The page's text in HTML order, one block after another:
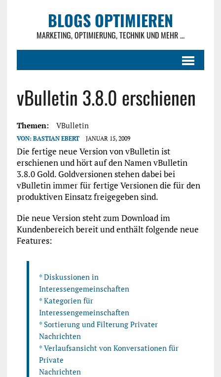
BLOGS OPTIMIEREN
MARKETING, OPTIMIERUNG, TECHNIK UND MEHR ...
vBulletin 3.8.0 erschienen
Themen: VBulletin
VON: BASTIAN EBERT JANUAR 15, 2009
Die fertige neue Version von vBulletin ist
erschienen und hört auf den Namen vBulletin
3.8.0 Gold. Goldversionen stehen dabei bei
vBulletin immer für fertige Versionen die für den
produktiven Einsatz freigegeben sind.
Die neue Version steht zum Download im
Kundenbereich bereit und enthält folgende neue
Features:
* Diskussionen in
Interessengemeinschaften
* Kategorien für
Interessengemeinschaften
* Sortierung und Filterung Privater
Nachrichten
* Verlaufsansicht von Konversationen für
Private
Nachrichten